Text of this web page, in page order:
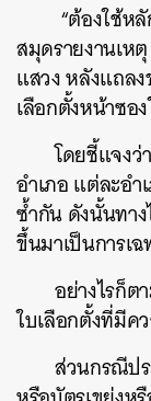
“ต้องใช้ห
สมุดรายงานเห
แสวง หลังแถล
เลือกตั้งหน้าซอ
โดยชี้แจงว่
อำเภอ แต่ละอำ
ซ้ำกัน ดังนั้นทา
ขึ้นมาเป็นการเฉ
อย่างไรก็
ใบเลือกตั้งที่มีค
ส่วนกรณีป